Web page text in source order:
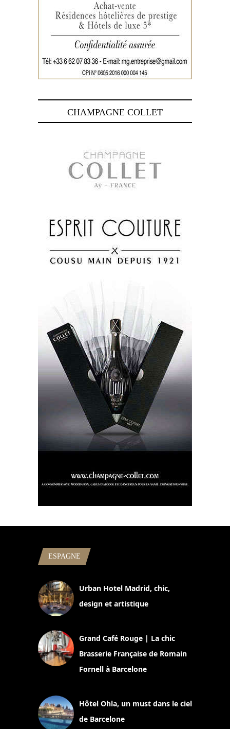
CHAMPAGNE COLLET
ESPAGNE
Urban Hotel Madrid, chic,
design et artistique
Grand Café Rouge | La chic
Brasserie Française de Romain
Fornell à Barcelone
Hôtel Ohla, un must dans le ciel
de Barcelone